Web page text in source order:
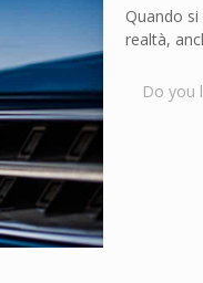
Quando
realtà,
Do you